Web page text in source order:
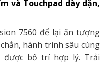
và Touchpad dày dặn,
7560 để lại ấn tượng
hành trình sâu cùng
được bố trí hợp lý. Trải